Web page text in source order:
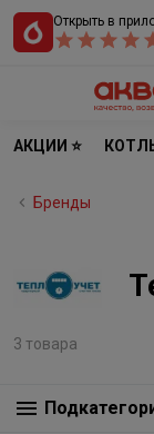
Открыть в
АКЦИИ ⭐
Бренды
3 товара